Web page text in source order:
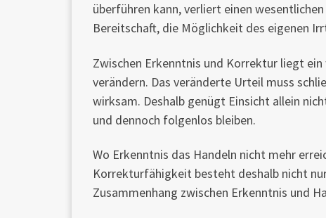
überführen kann, verliert einen
Bereitschaft, die Möglichkeit des eigenen
Zwischen Erkenntnis und Korrektur liegt
verändern. Das veränderte Urteil muss
wirksam. Deshalb genügt Einsicht allein
und dennoch folgenlos bleiben.
Wo Erkenntnis das Handeln nicht mehr
Korrekturfähigkeit besteht deshalb nicht
Zusammenhang zwischen Erkenntnis und